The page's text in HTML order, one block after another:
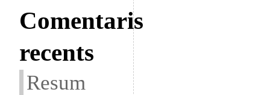
Comentaris
recents
Resum